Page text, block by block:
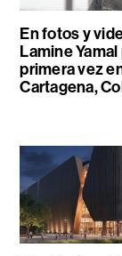
En fotos y
Lamine Yamal
primera vez
Cartagena,